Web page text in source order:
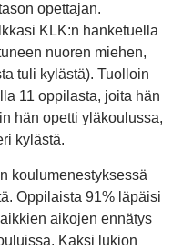
opettajan.
KLK:n hanketuella
nuoren miehen,
tuli kylästä). Tuolloin
11 oppilasta, joita hän
hän opetti yläkoulussa,
kylästä.
koulumenestyksessä
Oppilaista 91% läpäisi
aikojen ennätys
Kaksi lukion